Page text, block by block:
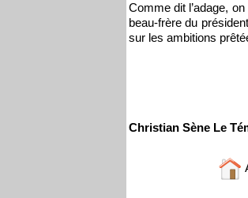
Comme dit l’adage,
beau-frère du
sur les ambitions
Christian Sène Le